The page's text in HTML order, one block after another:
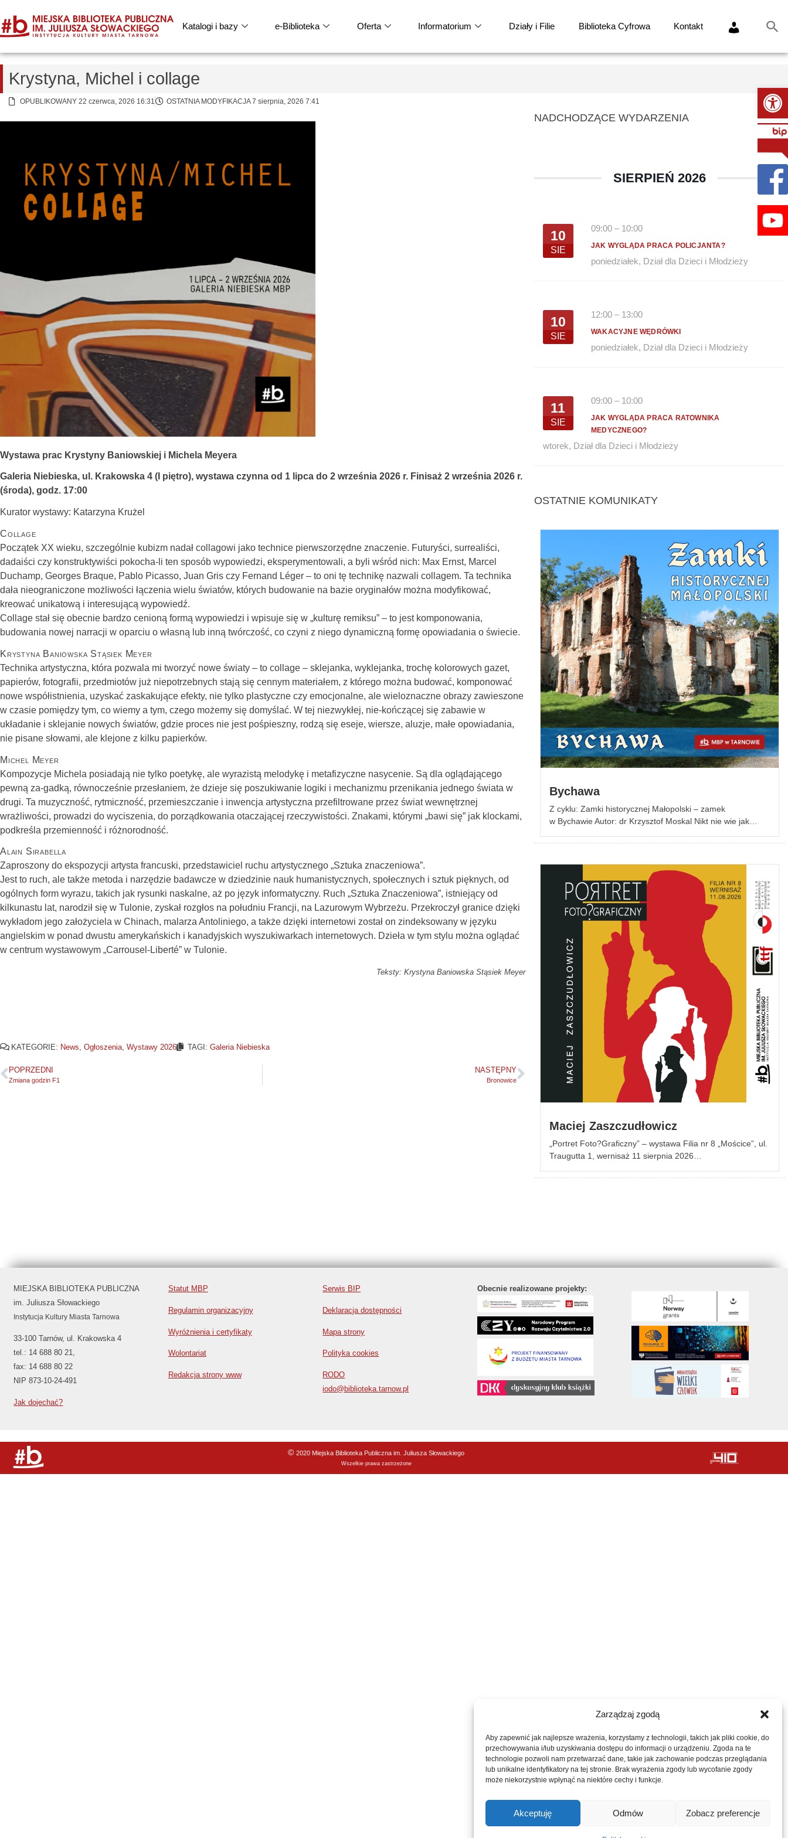
Zarządzaj zgodą
Aby zapewnić jak najlepsze wrażenia, korzystamy z technologii, takich jak pliki cookie, do
przechowywania i/lub uzyskiwania dostępu do informacji o urządzeniu. Zgoda na te
technologie pozwoli nam przetwarzać dane, takie jak zachowanie podczas przeglądania
lub unikalne identyfikatory na tej stronie. Brak wyrażenia zgody lub wycofanie zgody
może niekorzystnie wpłynąć na niektóre cechy i funkcje.
Akceptuję Odmów Zobacz preferencje
Katalogi i bazy e-Biblioteka Oferta Informatorium Działy i Filie Biblioteka Cyfrowa Kontakt
Krystyna, Michel i collage
OPUBLIKOWANY 22 czerwca, 2026 16:31 OSTATNIA MODYFIKACJA 7 sierpnia, 2026 7:41
Wystawa prac Krystyny Baniowskiej i Michela Meyera
Galeria Niebieska, ul. Krakowska 4 (I piętro), wystawa czynna od 1 lipca do 2 września 2026 r. Finisaż 2 września 2026 r.
(środa), godz. 17:00
Kurator wystawy: Katarzyna Krużel
Collage
Początek XX wieku, szczególnie kubizm nadał collagowi jako technice pierwszorzędne znaczenie. Futuryści, surrealiści,
dadaiści czy konstruktywiści pokocha-li ten sposób wypowiedzi, eksperymentowali, a byli wśród nich: Max Ernst, Marcel
Duchamp, Georges Braque, Pablo Picasso, Juan Gris czy Fernand Léger – to oni tę technikę nazwali collagem. Ta technika
dała nieograniczone możliwości łączenia wielu światów, których budowanie na bazie oryginałów można modyfikować,
kreować unikatową i interesującą wypowiedź.
Collage stał się obecnie bardzo cenioną formą wypowiedzi i wpisuje się w „kulturę remiksu” – to jest komponowania,
budowania nowej narracji w oparciu o własną lub inną twórczość, co czyni z niego dynamiczną formę opowiadania o świecie.
Krystyna Baniowska Stąsiek Meyer
Technika artystyczna, która pozwala mi tworzyć nowe światy – to collage – sklejanka, wyklejanka, trochę kolorowych gazet,
papierów, fotografii, przedmiotów już niepotrzebnych stają się cennym materiałem, z którego można budować, komponować
nowe współistnienia, uzyskać zaskakujące efekty, nie tylko plastyczne czy emocjonalne, ale wieloznaczne obrazy zawieszone
w czasie pomiędzy tym, co wiemy a tym, czego możemy się domyślać. W tej niezwykłej, nie-kończącej się zabawie w
układanie i sklejanie nowych światów, gdzie proces nie jest pośpieszny, rodzą się eseje, wiersze, aluzje, małe opowiadania,
nie pisane słowami, ale klejone z kilku papierków.
Michel Meyer
Kompozycje Michela posiadają nie tylko poetykę, ale wyrazistą melodykę i metafizyczne nasycenie. Są dla oglądającego
pewną za-gadką, równocześnie przesłaniem, że dzieje się poszukiwanie logiki i mechanizmu przenikania jednego świata w
drugi. Ta muzyczność, rytmiczność, przemieszczanie i inwencja artystyczna przefiltrowane przez świat wewnętrznej
wrażliwości, prowadzi do wyciszenia, do porządkowania otaczającej rzeczywistości. Znakami, którymi „bawi się” jak klockami,
podkreśla przemienność i różnorodność.
Alain Sirabella
Zaproszony do ekspozycji artysta francuski, przedstawiciel ruchu artystycznego „Sztuka znaczeniowa”.
Jest to ruch, ale także metoda i narzędzie badawcze w dziedzinie nauk humanistycznych, społecznych i sztuk pięknych, od
ogólnych form wyrazu, takich jak rysunki naskalne, aż po język informatyczny. Ruch „Sztuka Znaczeniowa”, istniejący od
kilkunastu lat, narodził się w Tulonie, zyskał rozgłos na południu Francji, na Lazurowym Wybrzeżu. Przekroczył granice dzięki
wykładom jego założyciela w Chinach, malarza Antoliniego, a także dzięki internetowi został on zindeksowany w języku
angielskim w ponad dwustu amerykańskich i kanadyjskich wyszukiwarkach internetowych. Dzieła w tym stylu można oglądać
w centrum wystawowym „Carrousel-Liberté” w Tulonie.
Teksty: Krystyna Baniowska Stąsiek Meyer
KATEGORIE: News Ogłoszenia Wystawy 2026 TAGI: Galeria Niebieska
POPRZEDNI
Zmiana godzin F1
NASTĘPNY
Bronowice
NADCHODZĄCE WYDARZENIA
SIERPIEŃ 2026
10
SIE
09:00– 10:00
JAK WYGLĄDA PRACA POLICJANTA?
poniedziałek, Dział dla Dzieci i Młodzieży
10
SIE
12:00– 13:00
WAKACYJNE WĘDRÓWKI
poniedziałek, Dział dla Dzieci i Młodzieży
11
SIE
09:00– 10:00
JAK WYGLĄDA PRACA RATOWNIKA
MEDYCZNEGO?
wtorek, Dział dla Dzieci i Młodzieży
OSTATNIE KOMUNIKATY
Bychawa
Z cyklu: Zamki historycznej Małopolski – zamek
w Bychawie Autor: dr Krzysztof Moskal Nikt nie wie jak…
Maciej Zaszczudłowicz
„Portret Foto?Graficzny” – wystawa Filia nr 8 „Mościce”, ul.
Traugutta 1, wernisaż 11 sierpnia 2026…
MIEJSKA BIBLIOTEKA PUBLICZNA
im. Juliusza Słowackiego
Instytucja Kultury Miasta Tarnowa
33-100 Tarnów, ul. Krakowska 4
tel.: 14 688 80 21,
fax: 14 688 80 22
NIP 873-10-24-491
Jak dojechać?
Statut MBP
Regulamin organizacyjny
Wyróżnienia i certyfikaty
Wolontariat
Redakcja strony www
Serwis BIP
Deklaracja dostępności
Mapa strony
Polityka cookies
RODO
iodo@biblioteka.tarnow.pl
Obecnie realizowane projekty:
©2020 Miejska Biblioteka Publiczna im. Juliusza Słowackiego
Wszelkie prawa zastrzeżone